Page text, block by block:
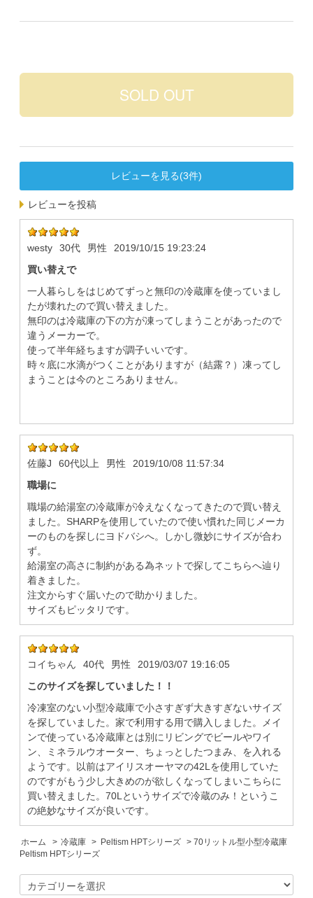
レビューを見る(3件)
レビューを投稿
westy 30代 男性
2019/10/15 19:23:24
買い替えで
一人暮らしをはじめてずっと無印の冷蔵庫を使っていまし
たが壊れたので買い替えました。
無印のは冷蔵庫の下の方が凍ってしまうことがあったので
違うメーカーで。
使って半年経ちますが調子いいです。
時々底に水滴がつくことがありますが（結露？）凍ってし
まうことは今のところありません。
佐藤J 60代以上 男性
2019/10/08 11:57:34
職場に
職場の給湯室の冷蔵庫が冷えなくなってきたので買い替え
ました。SHARPを使用していたので使い慣れた同じメーカ
ーのものを探しにヨドバシへ。しかし微妙にサイズが合わ
ず。
給湯室の高さに制約がある為ネットで探してこちらへ辿り
着きました。
注文からすぐ届いたので助かりました。
サイズもピッタリです。
コイちゃん 40代 男性
2019/03/07 19:16:05
このサイズを探していました！！
冷凍室のない小型冷蔵庫で小さすぎず大きすぎないサイズ
を探していました。家で利用する用で購入しました。メイ
ンで使っている冷蔵庫とは別にリビングでビールやワイ
ン、ミネラルウオーター、ちょっとしたつまみ、を入れる
ようです。以前はアイリスオーヤマの42Lを使用していた
のですがもう少し大きめのが欲しくなってしまいこちらに
買い替えました。70Lというサイズで冷蔵のみ！というこ
の絶妙なサイズが良いです。
ホーム > 冷蔵庫 > Peltism HPTシリーズ > 70リットル型小型冷蔵庫
Peltism HPTシリーズ